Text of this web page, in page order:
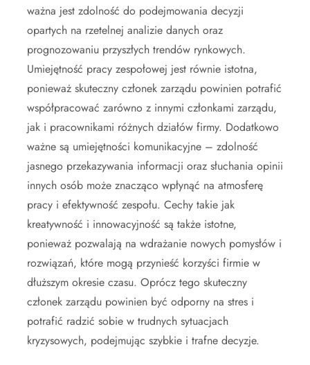
ważna jest zdolność do podejmowania decyzji
opartych na rzetelnej analizie danych oraz
prognozowaniu przyszłych trendów rynkowych.
Umiejętność pracy zespołowej jest równie istotna,
ponieważ skuteczny członek zarządu powinien potrafić
współpracować zarówno z innymi członkami zarządu,
jak i pracownikami różnych działów firmy. Dodatkowo
ważne są umiejętności komunikacyjne – zdolność
jasnego przekazywania informacji oraz słuchania opinii
innych osób może znacząco wpłynąć na atmosferę
pracy i efektywność zespołu. Cechy takie jak
kreatywność i innowacyjność są także istotne,
ponieważ pozwalają na wdrażanie nowych pomysłów i
rozwiązań, które mogą przynieść korzyści firmie w
dłuższym okresie czasu. Oprócz tego skuteczny
członek zarządu powinien być odporny na stres i
potrafić radzić sobie w trudnych sytuacjach
kryzysowych, podejmując szybkie i trafne decyzje.